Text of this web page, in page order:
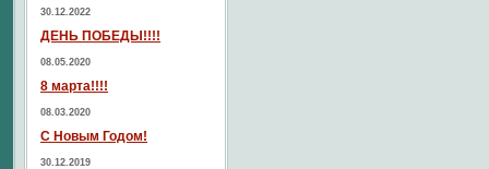
30.12.2022
ДЕНЬ ПОБЕДЫ!!!!
08.05.2020
8 марта!!!!
08.03.2020
С Новым Годом!
30.12.2019